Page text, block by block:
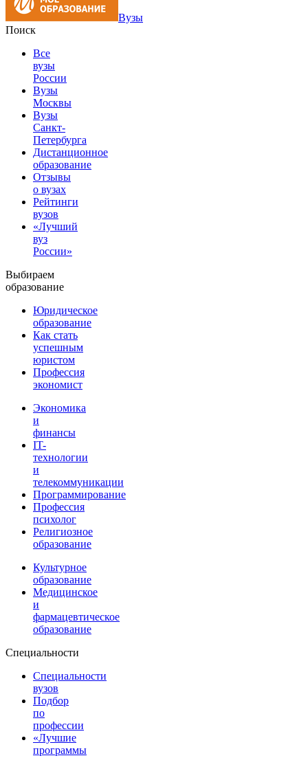
Вузы
Поиск
Все
вузы
России
Вузы
Москвы
Вузы
Санкт-
Петербурга
Дистанционное
образование
Отзывы
о вузах
Рейтинги
вузов
«Лучший
вуз
России»
Выбираем
образование
Юридическое
образование
Как стать
успешным
юристом
Профессия
экономист
Экономика
и
финансы
IT-
технологии
и
телекоммуникации
Программирование
Профессия
психолог
Религиозное
образование
Культурное
образование
Медицинское
и
фармацевтическое
образование
Специальности
Специальности
вузов
Подбор
по
профессии
«Лучшие
программы